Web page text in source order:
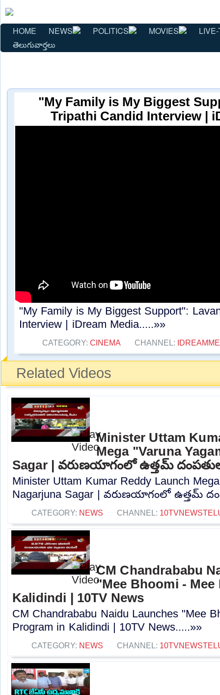
HOME NEWS POLITICS MOVIES
తెలుగువార్తలు
"My Family is My Biggest
Tripathi Candid Interview |
"My Family is My Biggest Support":
Interview | iDream Media.....»»
CATEGORY: CINEMA CHANNEL:
Related Videos
Minister Uttam
Mega "Varuna
Sagar | వరుణయాగంలో ఉత్తమ్
Minister Uttam Kumar Reddy Launch
Nagarjuna Sagar | వరుణయాగంలో ఉత్తమ్
CATEGORY: NEWS CHANNEL:
CM Chandrababu
"Mee Bhoomi -
Kalidindi | 10TV News
CM Chandrababu Naidu Launches "Mee
Program in Kalidindi | 10TV News.....»»
CATEGORY: NEWS CHANNEL: